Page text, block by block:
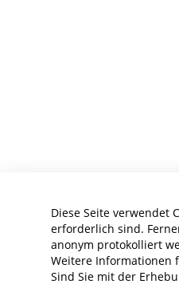
Diese Seite verwendet
erforderlich sind.
anonym protokolliert
Weitere Informationen
Sind Sie mit der